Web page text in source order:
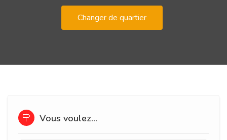
Changer de quartier
Vous voulez...